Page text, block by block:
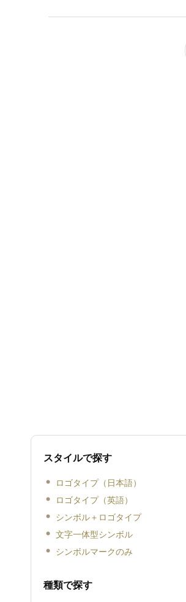
スタイルで探す
ロゴタイプ（日本語）
ロゴタイプ（英語）
シンボル＋ロゴタイプ
文字一体型シンボル
シンボルマークのみ
種類で探す